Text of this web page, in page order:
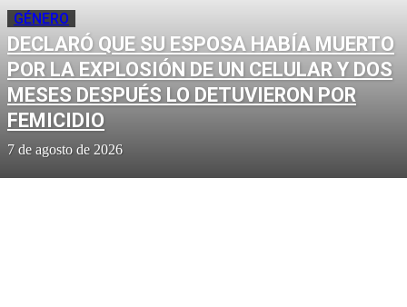
GÉNERO
DECLARÓ QUE SU ESPOSA HABÍA MUERTO
POR LA EXPLOSIÓN DE UN CELULAR Y DOS
MESES DESPUÉS LO DETUVIERON POR
FEMICIDIO
7 de agosto de 2026